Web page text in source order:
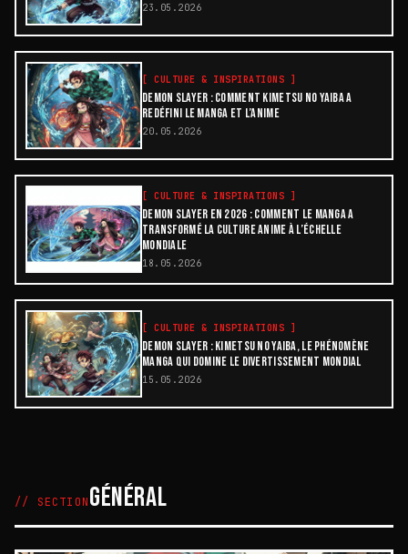
23.05.2026
[ CULTURE & INSPIRATIONS ]
DEMON SLAYER : COMMENT KIMETSU NO YAIBA A
REDÉFINI LE MANGA ET L’ANIME
20.05.2026
[ CULTURE & INSPIRATIONS ]
DEMON SLAYER EN 2026 : COMMENT LE MANGA A
TRANSFORMÉ LA CULTURE ANIME À L’ÉCHELLE
MONDIALE
18.05.2026
[ CULTURE & INSPIRATIONS ]
DEMON SLAYER : KIMETSU NO YAIBA, LE PHÉNOMÈNE
MANGA QUI DOMINE LE DIVERTISSEMENT MONDIAL
15.05.2026
// SECTIONGÉNÉRAL